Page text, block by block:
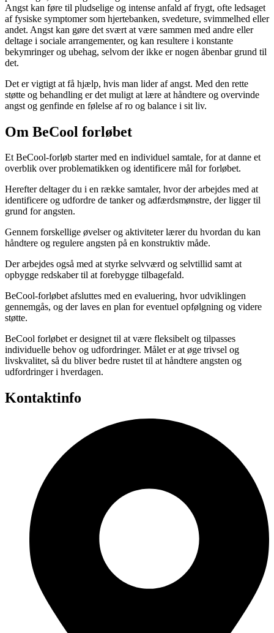
Angst kan føre til pludselige og intense anfald af frygt, ofte ledsaget
af fysiske symptomer som hjertebanken, svedeture, svimmelhed eller
andet. Angst kan gøre det svært at være sammen med andre eller
deltage i sociale arrangementer, og kan resultere i konstante
bekymringer og ubehag, selvom der ikke er nogen åbenbar grund til
det.
Det er vigtigt at få hjælp, hvis man lider af angst. Med den rette
støtte og behandling er det muligt at lære at håndtere og overvinde
angst og genfinde en følelse af ro og balance i sit liv.
Om BeCool forløbet
Et BeCool-forløb starter med en individuel samtale, for at danne et
overblik over problematikken og identificere mål for forløbet.
Herefter deltager du i en række samtaler, hvor der arbejdes med at
identificere og udfordre de tanker og adfærdsmønstre, der ligger til
grund for angsten.
Gennem forskellige øvelser og aktiviteter lærer du hvordan du kan
håndtere og regulere angsten på en konstruktiv måde.
Der arbejdes også med at styrke selvværd og selvtillid samt at
opbygge redskaber til at forebygge tilbagefald.
BeCool-forløbet afsluttes med en evaluering, hvor udviklingen
gennemgås, og der laves en plan for eventuel opfølgning og videre
støtte.
BeCool forløbet er designet til at være fleksibelt og tilpasses
individuelle behov og udfordringer. Målet er at øge trivsel og
livskvalitet, så du bliver bedre rustet til at håndtere angsten og
udfordringer i hverdagen.
Kontaktinfo